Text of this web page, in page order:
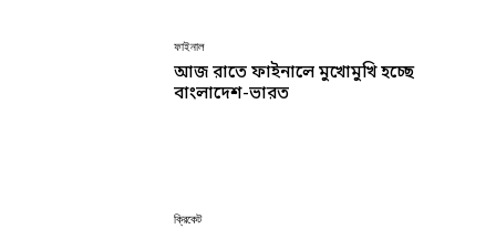
ফাইনাল
আজ রাতে ফাইনালে মুখোমুখি হচ্ছে
বাংলাদেশ-ভারত
ক্রিকেট